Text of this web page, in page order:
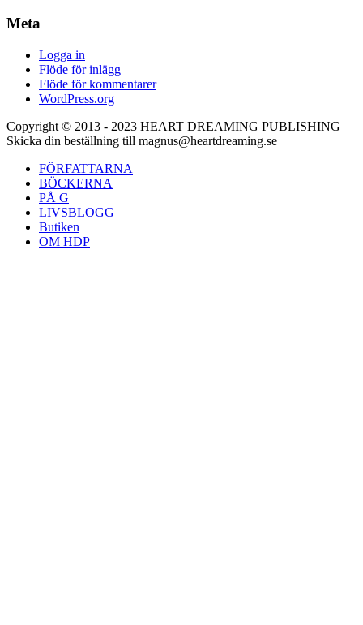
Meta
Logga in
Flöde för inlägg
Flöde för kommentarer
WordPress.org
Copyright © 2013 - 2023 HEART DREAMING PUBLISHING
Skicka din beställning till magnus@heartdreaming.se
FÖRFATTARNA
BÖCKERNA
PÅ G
LIVSBLOGG
Butiken
OM HDP